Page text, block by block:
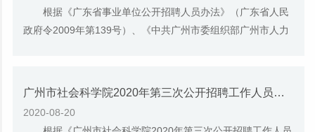
根据《广东省事业单位公开招聘人员办法》（广东省人民
政府令2009年第139号）、《中共广州市委组织部广州市人力
广州市社会科学院2020年第三次公开招聘工作人员资格复审人员名单公告
2020-08-20